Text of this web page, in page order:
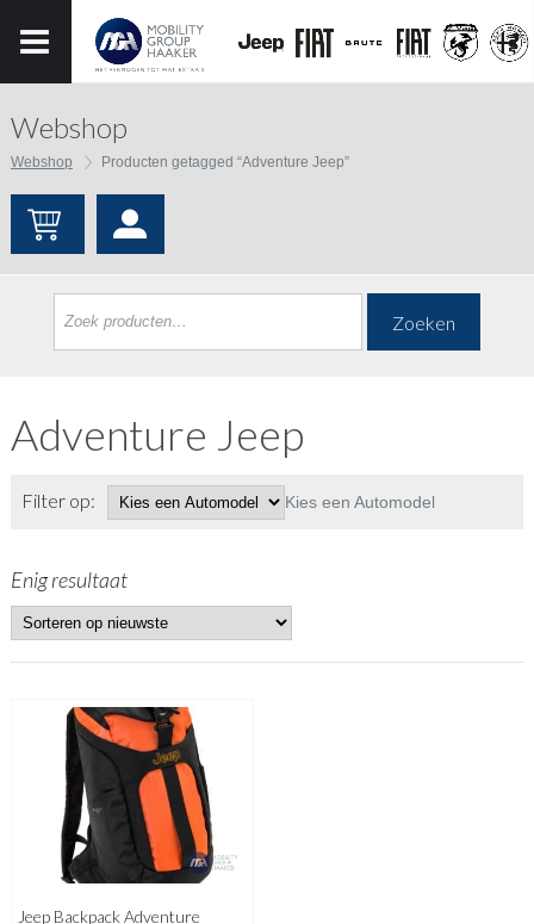
Webshop
Webshop Producten getagged “Adventure Jeep”
Zoeken
Adventure Jeep
Filter op: Kies een Automodel
Enig resultaat
Jeep Backpack Adventure